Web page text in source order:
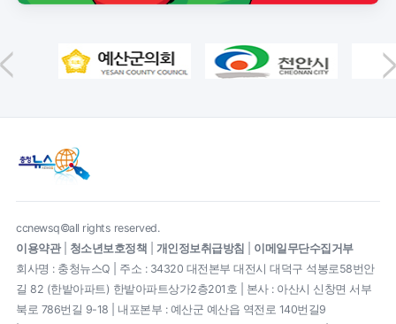
ccnewsq©all rights reserved.
이용약관| 청소년보호정책 개인정보취급방침
이메일무단수집거부
회사명 : 충청뉴스Q | 주소 : 34320 대전본부 대전시 대덕구 석봉로58번안
길 82 (한밭아파트) 한밭아파트상가2층201호 | 본사 : 아산시 신창면 서부
북로 786번길 9-18 | 내포본부 : 예산군 예산읍 역전로 140번길9